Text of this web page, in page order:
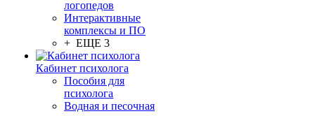
логопедов
Интерактивные
комплексы и ПО
+ ЕЩЕ 3
Кабинет психолога
Пособия для
психолога
Водная и песочная